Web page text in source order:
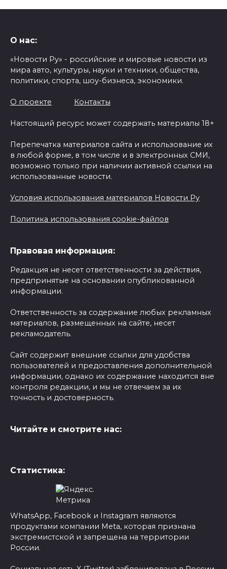
О нас:
«Новости Ру» - российские и мировые новости из
мира авто, культуры, науки и техники, общества,
политики, спорта, шоу-бизнеса, экономики.
О проекте Контакты
Настоящий ресурс может содержать материалы 18+
Перепечатка материалов сайта и использование их
в любой форме, в том числе и в электронных СМИ,
возможно только при наличии активной ссылки на
использованные новости.
Условия использования материалов Новости Ру
Политика использования cookie-файлов
Правовая информация:
Редакция не несет ответственности за действия,
предпринятые на основании опубликованной
информации.
Ответственность за содержание любых рекламных
материалов, размещенных на сайте, несет
рекламодатель.
Сайт содержит внешние ссылки для удобства
пользователей и предоставления дополнительной
информации, однако их содержание находится вне
контроля редакции, и мы не отвечаем за их
точность и достоверность.
Читайте и смотрите нас:
Статистика:
WhatsApp, Facebook и Instagram являются
продуктами компании Meta, которая признана
экстремистской и запрещена на территории
России.